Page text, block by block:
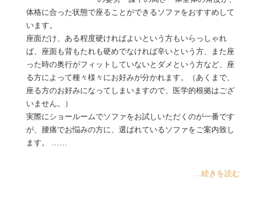
体格に合った状態で座ることができるソファをおすすめして
います。
座面だけ、ある程度硬ければよいという方もいらっしゃれ
ば、座面も背もたれも硬めでなければ辛いという方、また座
った時の奥行がフィットしていないとダメという方など、座
る方によって種々様々にお好みが分かれます。（あくまで、
座る方のお好みになってしまいますので、医学的根拠はござ
いません。）
実際にショールームでソファをお試しいただくのが一番です
が、腰痛でお悩みの方に、選ばれているソファをご案内致し
ます。 ……
...続きを読む